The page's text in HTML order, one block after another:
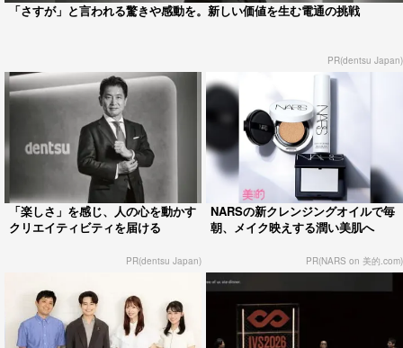
「さすが」と言われる驚きや感動を。新しい価値を生む電通の挑戦
PR(dentsu Japan)
「楽しさ」を感じ、人の心を動かす
クリエイティビティを届ける
PR(dentsu Japan)
NARSの新クレンジングオイルで毎
朝、メイク映えする潤い美肌へ
PR(NARS on 美的.com)